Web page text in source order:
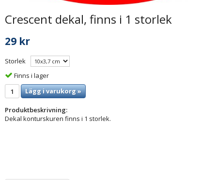
Crescent dekal, finns i 1 storlek
29 kr
Storlek
Finns i lager
Lägg i varukorg »
Produktbeskrivning:
Dekal konturskuren finns i 1 storlek.